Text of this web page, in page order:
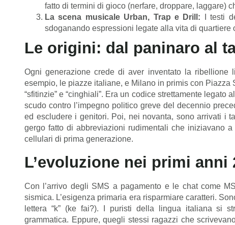
fatto di termini di gioco (nerfare, droppare, laggare)
La scena musicale Urban, Trap e Drill: I testi
sdoganando espressioni legate alla vita di
Le origini: dal paninaro al
Ogni generazione crede di aver inventato la
esempio, le piazze italiane, e Milano in primis con Piazza
“sfitinzie” e “cinghiali”. Era un codice strettamente
scudo contro l’impegno politico greve del decennio
ed escludere i genitori. Poi, nei novanta, sono arrivati i
gergo fatto di abbreviazioni rudimentali che iniziavano
cellulari di prima generazione.
L’evoluzione nei primi anni
Con l’arrivo degli SMS a pagamento e le chat come
sismica. L’esigenza primaria era risparmiare caratteri.
lettera “k” (ke fai?). I puristi della lingua italiana si
grammatica. Eppure, quegli stessi ragazzi che